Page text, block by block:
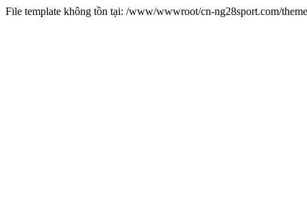
File template không tồn tại: /www/wwwroot/cn-ng28sport.com/